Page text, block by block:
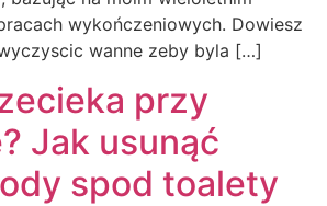
wykończeniowych. Dowiesz
wanne zeby byla […]
przy
Jak usunąć
spod toalety